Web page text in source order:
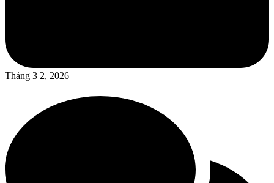
Tháng 3 2, 2026